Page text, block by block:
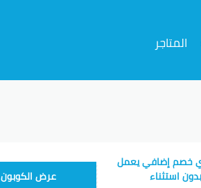
المتاجر
خصم إضافي يعمل
استثناء
UBAR893عرض الكوبون